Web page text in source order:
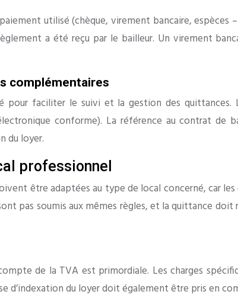
utilisé (chèque, virement bancaire, espèces
a été reçu par le bailleur. Un virement
complémentaires
pour faciliter le suivi et la gestion des
conforme). La référence au contrat
du loyer.
professionnel
être adaptées au type de local concerné, car
pas soumis aux mêmes règles, et la quittance
de la TVA est primordiale. Les charges
d’indexation du loyer doit également être pris en